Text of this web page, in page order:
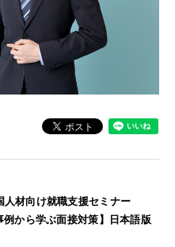
材向け就職支援セミナー
から学ぶ面接対策】日本語版